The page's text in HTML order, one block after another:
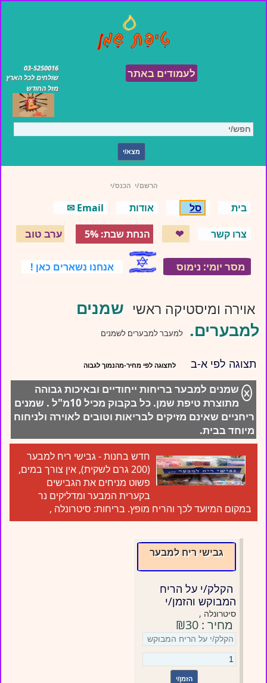
03-5250016
שולחים לכל הארץ
מזל החודש
לעמודים באתר
הרשם/י הכנס/י
בית סל אודות
Email ✉
צרו קשר
❤ הנחת שבת: 5% ערב טוב
מסר יומי: נימוס אנחנו נשארים כאן !
אוירה ומיסטיקה ראשי שמנים
למבערים.
למעבר למבערים לשמנים
תצוגה לפי א-ב
X שמנים למבער בריחות ייחודיים ובאיכות גבוהה
מתוצרת טיפת שמן. כל בקבוק מכיל 10מ"ל . שמנים
ריחניים שאינם מזיקים לבריאות וטובים לאוירה ולניחוח
מיוחד בבית.
חדש בחנות - גבישי ריח למבער
(200 גרם לשקית), אין צורך במים,
פשוט מניחים את הגבישים
בקערית המבער ומדליקים נר
במקום המיועד לכך והריח מופץ. בריחות: סיטרונלה
גבישי ריח למבער
הקלק/י על הריח
המבוקש והזמן/י
סיטרונלה
מחיר : ₪30
הזמן/י